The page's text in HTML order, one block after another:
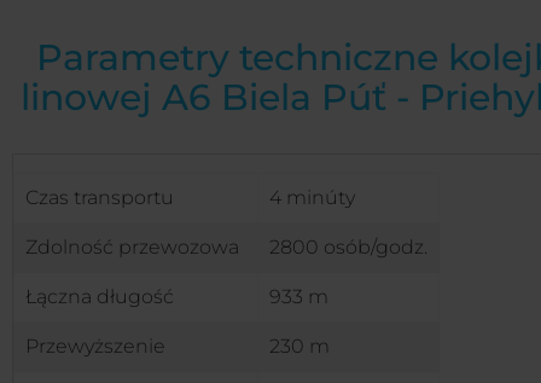
Parametry techniczne
linowej A6 Biela Púť -
Czas transportu 4 minúty
Zdolność przewozowa 2800 osób/godz.
Łączna długość 933 m
Przewyższenie 230 m